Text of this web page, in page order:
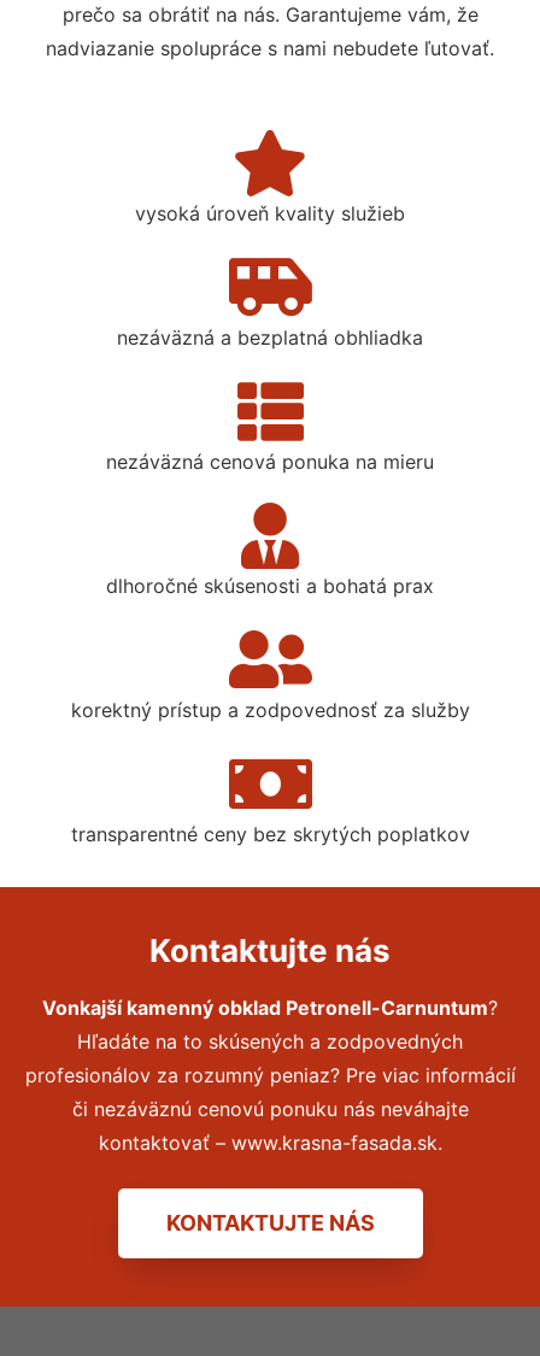
prečo sa obrátiť na nás. Garantujeme vám, že
nadviazanie spolupráce s nami nebudete ľutovať.
vysoká úroveň kvality služieb
nezáväzná a bezplatná obhliadka
nezáväzná cenová ponuka na mieru
dlhoročné skúsenosti a bohatá prax
korektný prístup a zodpovednosť za služby
transparentné ceny bez skrytých poplatkov
Kontaktujte nás
Vonkajší kamenný obklad Petronell-Carnuntum?
Hľadáte na to skúsených a zodpovedných
profesionálov za rozumný peniaz? Pre viac informácií
či nezáväznú cenovú ponuku nás neváhajte
kontaktovať – www.krasna-fasada.sk.
KONTAKTUJTE NÁS